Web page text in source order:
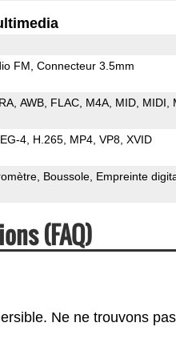
FM Connecteur 3.5mm
RA AWB FLAC M4A MID MIDI
4 H.265 MP4 VP8 XVID
Boussole Empreinte
(FAQ)
Ne ne trouvons